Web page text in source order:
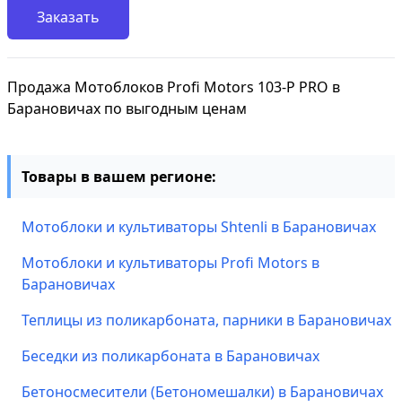
Заказать
Продажа Мотоблоков Profi Motors 103-P PRO в
Барановичах по выгодным ценам
Товары в вашем регионе:
Мотоблоки и культиваторы Shtenli в Барановичах
Мотоблоки и культиваторы Profi Motors в
Барановичах
Теплицы из поликарбоната, парники в Барановичах
Беседки из поликарбоната в Барановичах
Бетоносмесители (Бетономешалки) в Барановичах